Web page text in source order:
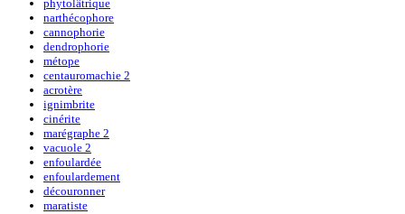
phytolâtrique
narthécophore
cannophorie
dendrophorie
métope
centauromachie 2
acrotère
ignimbrite
cinérite
marégraphe 2
vacuole 2
enfoulardée
enfoulardement
découronner
maratiste